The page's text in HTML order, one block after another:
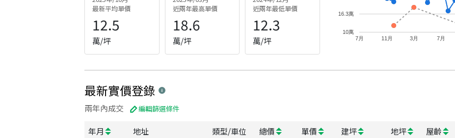
最新平均單價
12.5
萬/坪
近兩年最高單價
18.6
萬/坪
近兩年最低單價
12.3
萬/坪 7月 11月 3月 7月
10萬
16.3萬
最新實價登錄
兩年內成交 編輯篩選條件
年月 地址 類型/車位 總價 單價 建坪 地坪 屋齡